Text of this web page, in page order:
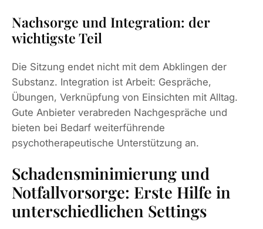
Nachsorge und Integration: der
wichtigste Teil
Die Sitzung endet nicht mit dem Abklingen der
Substanz. Integration ist Arbeit: Gespräche,
Übungen, Verknüpfung von Einsichten mit Alltag.
Gute Anbieter verabreden Nachgespräche und
bieten bei Bedarf weiterführende
psychotherapeutische Unterstützung an.
Schadensminimierung und
Notfallvorsorge: Erste Hilfe in
unterschiedlichen Settings